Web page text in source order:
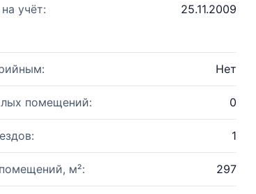
учёт: 25.11.2009
Нет
помещений: 0
1
м²: 297